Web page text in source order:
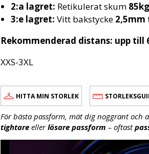
2:a lagret: Retikulerat skum
3:e lagret: Vitt bakstycke
Rekommenderad distans: upp till
XXS-3XL
HITTA MIN STORLEK
För bästa passform, mät dig noggrant och
tightare ellerlösare passform – oftast